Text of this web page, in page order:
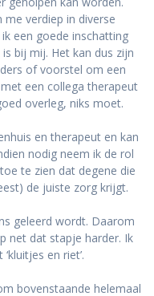
verdiep in diverse
een goede inschatting
bij mij. Het kan dus zijn
of voorstel om een
een collega therapeut
overleg, niks moet.
en therapeut en kan
nodig neem ik de rol
te zien dat degene die
de juiste zorg krijgt.
geleerd wordt. Daarom
net dat stapje harder. Ik
en riet’.
bovenstaande helemaal